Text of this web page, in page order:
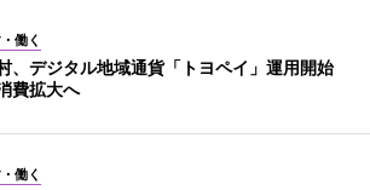
働く
、デジタル地域通貨「トヨペイ」運用開始
費拡大へ
働く